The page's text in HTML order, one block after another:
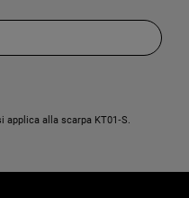
applica alla scarpa KT01‑S.